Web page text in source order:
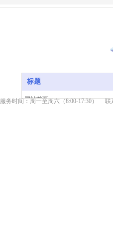
标题
网站首页
服务时间：周一至周六（8:00-17:30） 联